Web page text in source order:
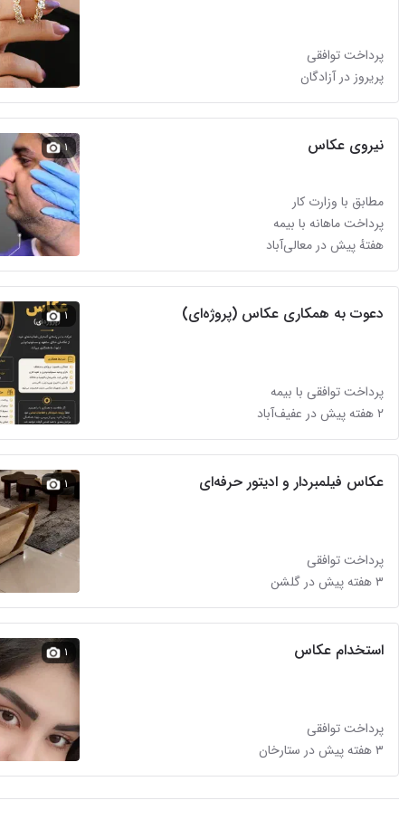
پرداخت توافقی
پریروز در آزادگان
نیروی عکاس
مطابق با وزارت کار
پرداخت ماهانه با بیمه
هفتهٔ پیش در معالی‌آباد
۱
دعوت به همکاری عکاس (پروژه‌ای)
پرداخت توافقی با بیمه
۲ هفته پیش در عفیف‌آباد
۱
عکاس فیلمبردار و ادیتور حرفه‌ای
پرداخت توافقی
۳ هفته پیش در گلشن
۱
استخدام عکاس
پرداخت توافقی
۳ هفته پیش در ستارخان
۱